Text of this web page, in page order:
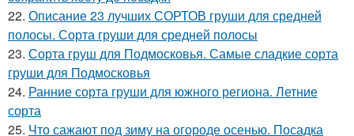
22. Описание 23 лучших СОРТОВ груши для средней
полосы. Сорта груши для средней полосы
23. Сорта груш для Подмосковья. Самые сладкие сорта
груши для Подмосковья
24. Ранние сорта груши для южного региона. Летние
сорта
25. Что сажают под зиму на огороде осенью. Посадка